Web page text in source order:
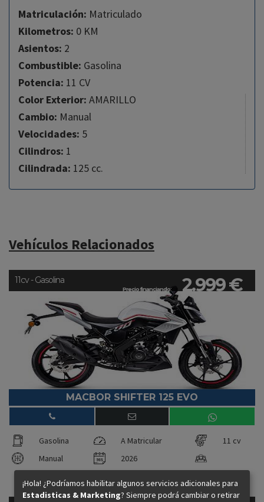
Matriculación: Matriculado
Kilometros: 0 KM
Asientos: 2
Combustible: Gasolina
Potencia: 11 CV
Color Exterior: AMARILLO
Cambio: Manual
Velocidades: 5
Cilindros: 1
Cilindrada: 125 cc.
Vehículos Relacionados
Precio financiando: 2.999 €
11cv - Gasolina
MACBOR SHIFTER 125 EVO
Gasolina A Matricular
11 cv
Manual
2026
¡Hola! ¿Podríamos habilitar algunos servicios adicionales para
Estadisticas & Marketing? Siempre podrá cambiar o retirar